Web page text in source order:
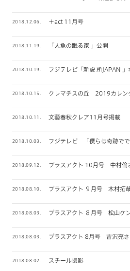
2018.12.06. ＋act 11月号
2018.11.19. 「人魚の眠る家 」公開
2018.10.19. フジテレビ「新説 所JAPAN
2018.10.15. クレマチスの丘 2019カレン
2018.10.11. 文藝春秋クレア11月号掲載
2018.10.03. フジテレビ 「僕らは奇跡で
2018.09.12. プラスアクト 10月号 中村倫
2018.08.10. プラスアクト ９月号 木村拓
2018.08.03. プラスアクト ８月号 松山
2018.08.03. プラスアクト 8月号 吉沢亮さ
2018.08.02. スチール撮影